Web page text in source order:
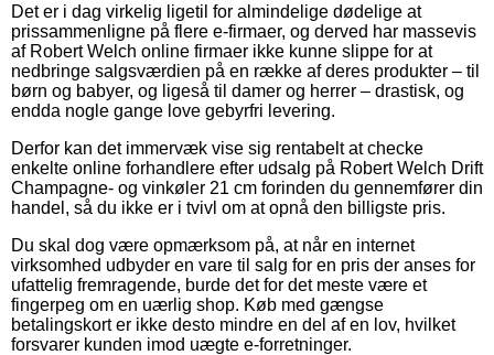
Det er i dag virkelig ligetil for almindelige dødelige at
prissammenligne på flere e-firmaer, og derved har massevis
af Robert Welch online firmaer ikke kunne slippe for at
nedbringe salgsværdien på en række af deres produkter – til
børn og babyer, og ligeså til damer og herrer – drastisk, og
endda nogle gange love gebyrfri levering.
Derfor kan det immervæk vise sig rentabelt at checke
enkelte online forhandlere efter udsalg på Robert Welch Drift
Champagne- og vinkøler 21 cm forinden du gennemfører din
handel, så du ikke er i tvivl om at opnå den billigste pris.
Du skal dog være opmærksom på, at når en internet
virksomhed udbyder en vare til salg for en pris der anses for
ufattelig fremragende, burde det for det meste være et
fingerpeg om en uærlig shop. Køb med gængse
betalingskort er ikke desto mindre en del af en lov, hvilket
forsvarer kunden imod uægte e-forretninger.